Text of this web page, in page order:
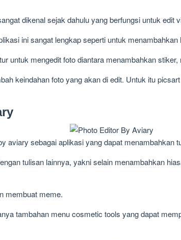
dikenal sejak dahulu yang berfungsi untuk edit
ini sangat lengkap seperti untuk
untuk mengedit foto diantara menambahkan
keindahan foto yang akan di edit. Untuk itu
aviary sebagai aplikasi yang dapat menambahkan
tulisan lainnya, yakni selain menambahkan
membuat meme.
tambahan menu cosmetic tools yang dapat